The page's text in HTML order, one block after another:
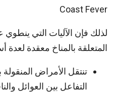
Coast Fever
لذلك فإن الآليات التي
المتعلقة بالمناخ معقدة لعدة
تنتقل الأمراض
التفاعل بين العوائل